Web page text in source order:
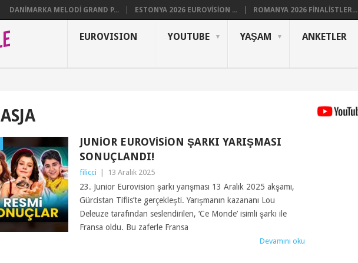
DANIMARKA MELODI GRAND P... ESTONYA 2026 EUROVISION ... ROMANYA 2026 FINALISTLER...
EUROVISION YOUTUBE YAŞAM ANKETLER
ASJA
JUNIOR EUROVISION ŞARKI YARIŞMASI
SONUÇLANDI!
filicci 13 Aralık 2025
23. Junior Eurovision şarkı yarışması 13 Aralık 2025 akşamı,
Gürcistan Tiflis’te gerçekleşti. Yarışmanın kazananı Lou
Deleuze tarafından seslendirilen, ‘Ce Monde’ isimli şarkı ile
Fransa oldu. Bu zaferle Fransa
Devamını oku